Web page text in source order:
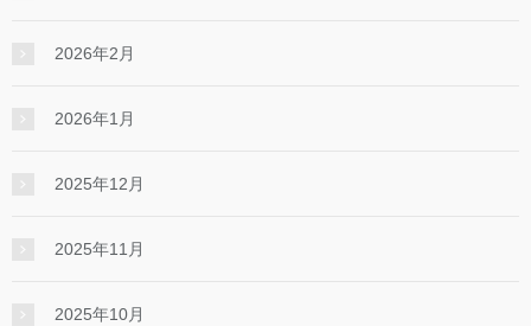
2026年2月
2026年1月
2025年12月
2025年11月
2025年10月